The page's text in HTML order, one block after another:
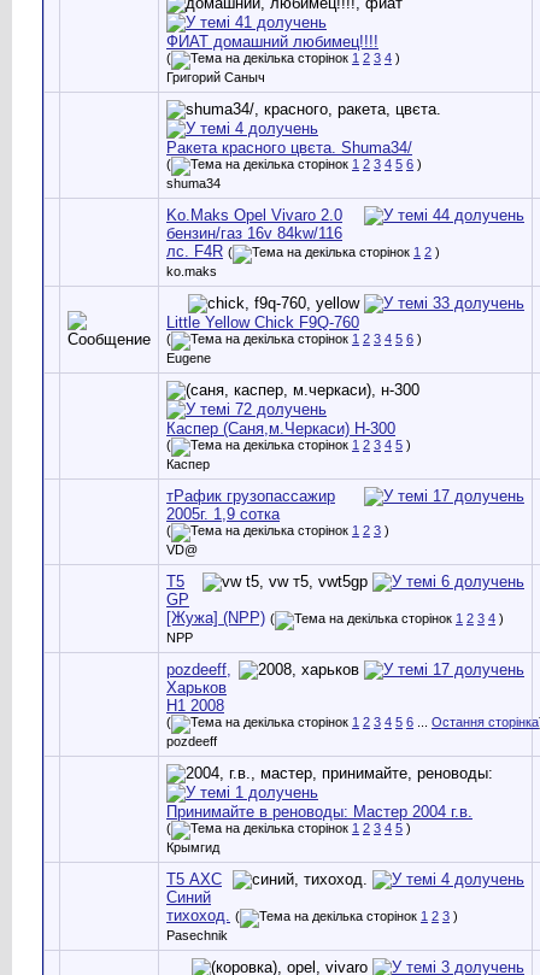
ФИАТ домашний любимец!!!!
( 1 2 3 4 )
Григорий Саныч
Ракета красного цвєта. Shuma34/
( 1 2 3 4 5 6 )
shuma34
Ko.Maks Opel Vivaro 2.0
бензин/газ 16v 84kw/116
лс. F4R ( 1 2 )
ko.maks
Little Yellow Chick F9Q-760
( 1 2 3 4 5 6 )
Eugene
Каспер (Саня,м.Черкаси) Н-300
( 1 2 3 4 5 )
Каспер
тРафик грузопассажир
2005г. 1,9 сотка
( 1 2 3 )
VD@
T5
GP
[Жужа] (NPP) ( 1 2 3 4 )
NPP
pozdeeff,
Харьков
Н1 2008
( 1 2 3 4 5 6 Остання сторінка
pozdeeff
Принимайте в реноводы: Мастер 2004 г.в.
( 1 2 3 4 5 )
Крымгид
Т5 AXC
Синий
тихоход.
( 1 2 3 )
Pasechnik